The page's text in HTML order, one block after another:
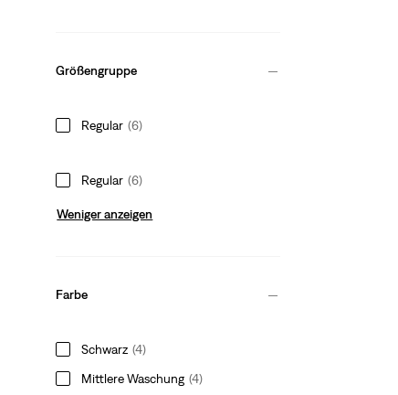
Größengruppe
Regular (6)
Regular (6)
Weniger anzeigen
Farbe
Schwarz (4)
Mittlere Waschung (4)